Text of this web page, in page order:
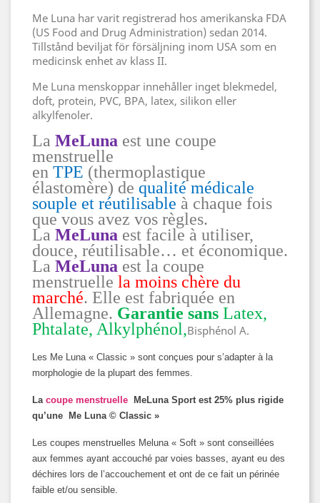
Me Luna har varit registrerad hos amerikanska FDA
(US Food and Drug Administration) sedan 2014.
Tillstånd beviljat för försäljning inom USA som en
medicinsk enhet av klass II.
Me Luna menskoppar innehåller inget blekmedel,
doft, protein, PVC, BPA, latex, silikon eller
alkylfenoler.
La MeLuna est une coupe
menstruelle
en TPE (thermoplastique
élastomère) de qualité médicale
souple et réutilisable à chaque fois
que vous avez vos règles.
La MeLuna est facile à utiliser,
douce, réutilisable… et économique.
La MeLuna est la coupe
menstruelle la moins chère du
marché. Elle est fabriquée en
Allemagne. Garantie sans Latex,
Phtalate, Alkylphénol,Bisphénol A.
Les Me Luna « Classic » sont conçues pour s’adapter à la
morphologie de la plupart des femmes.
La coupe menstruelle MeLuna Sport est 25% plus rigide
qu’une Me Luna © Classic »
Les coupes menstruelles Meluna « Soft » sont conseillées
aux femmes ayant accouché par voies basses, ayant eu des
déchires lors de l’accouchement et ont de ce fait un périnée
faible et/ou sensible.